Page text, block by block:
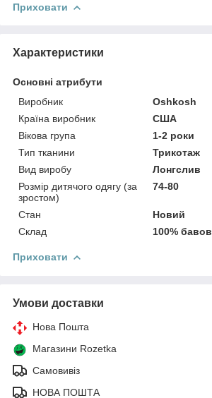
Приховати
Характеристики
Основні атрибути
Виробник
Oshkosh
Країна виробник
США
Вікова група
1-2 роки
Тип тканини
Трикотаж
Вид виробу
Лонгслив
Розмір дитячого одягу (за
зростом)
74-80
Стан
Новий
Склад
100%
Приховати
Умови доставки
Нова Пошта
Магазини Rozetka
Самовивіз
НОВА ПОШТА